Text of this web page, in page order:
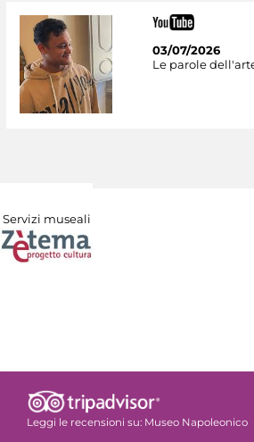
03/07/2026
Le parole
Servizi museali
Leggi le recensioni su: Museo Napoleonico